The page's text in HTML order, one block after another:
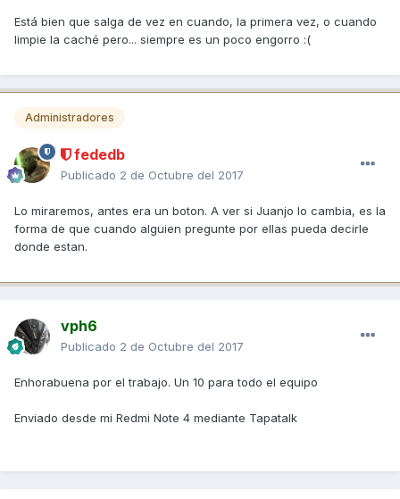
Está bien que salga de vez en cuando, la primera vez, o cuando
limpie la caché pero... siempre es un poco engorro :(
Administradores
fededb
Publicado 2 de Octubre del 2017
Lo miraremos, antes era un boton. A ver si Juanjo lo cambia, es la
forma de que cuando alguien pregunte por ellas pueda decirle
donde estan.
vph6
Publicado 2 de Octubre del 2017
Enhorabuena por el trabajo. Un 10 para todo el equipo
Enviado desde mi Redmi Note 4 mediante Tapatalk